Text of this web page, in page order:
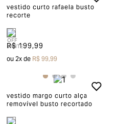
vestido curto rafaela busto
recorte
R$ 199,99
ou2x deR$ 99,99
vestido margo curto alça
removível busto recortado